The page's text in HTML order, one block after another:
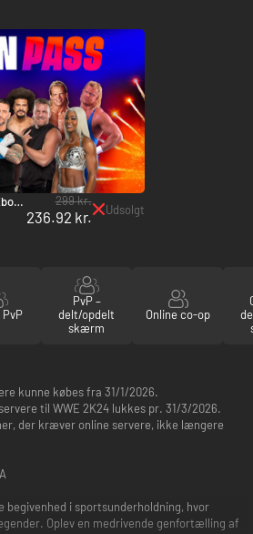
299 kr.
236.92 kr. Udsolgt
PvP
PvP –
delt/opdelt
skærm
Online co-op
kunne købes fra 31/1/2026.
til WWE 2K24 lukkes pr. 31/3/2026.
der kræver online servere, ikke længere
begivenhed i sportsunderholdning, hvor
Oplev en medrivende genfortælling af